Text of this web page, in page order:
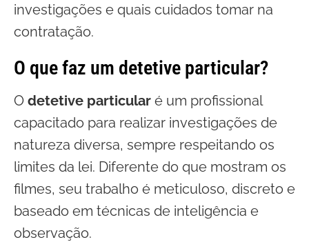
investigações e quais cuidados tomar na
contratação.
O que faz um detetive particular?
O detetive particular é um profissional
capacitado para realizar investigações de
natureza diversa, sempre respeitando os
limites da lei. Diferente do que mostram os
filmes, seu trabalho é meticuloso, discreto e
baseado em técnicas de inteligência e
observação.